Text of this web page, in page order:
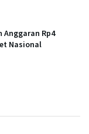
Anggaran Rp4
Nasional